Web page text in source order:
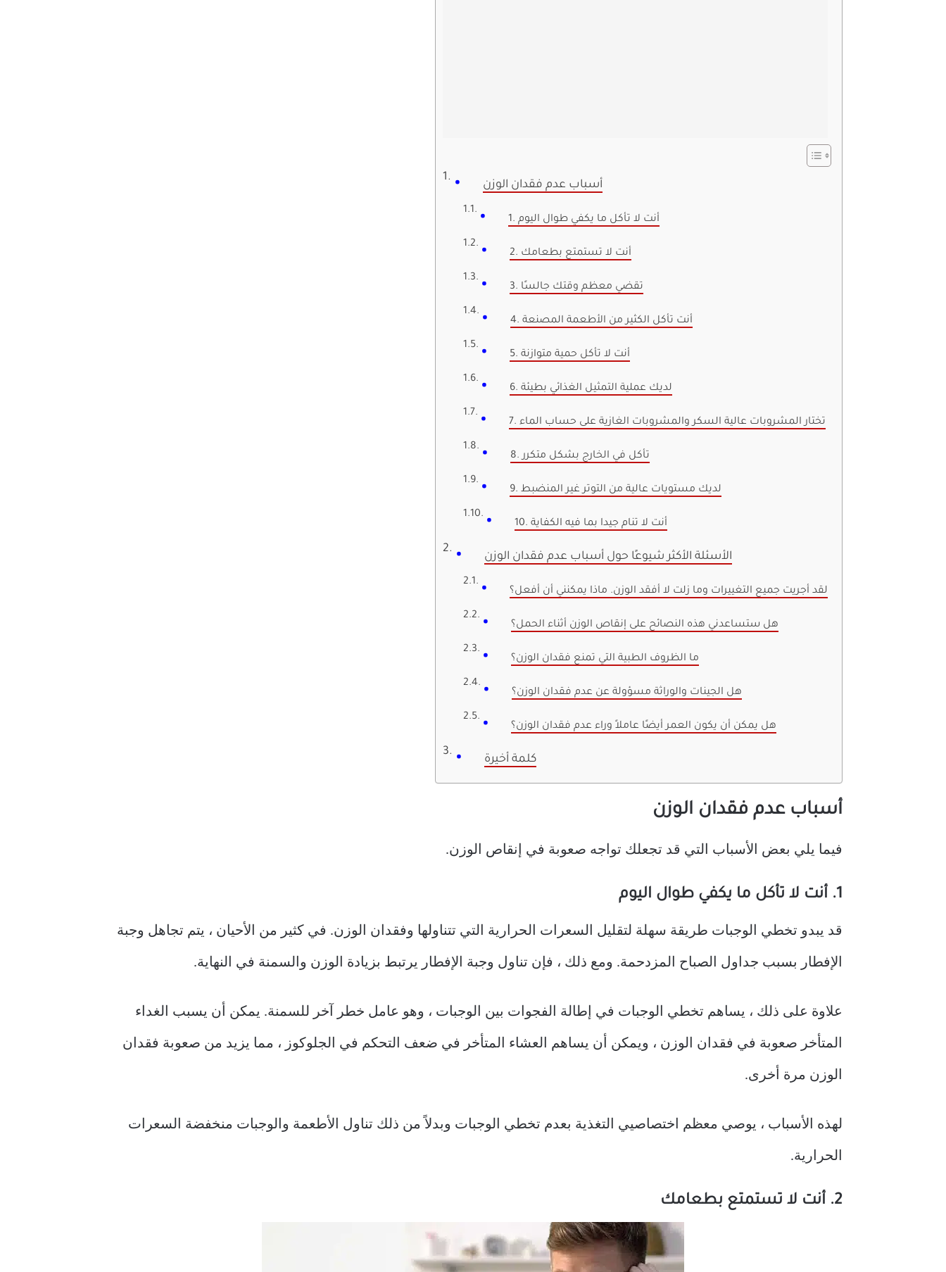
أسباب عدم فقدان الوزن
1. أنت لا تأكل ما يكفي طوال اليوم
2. أنت لا تستمتع بطعامك
3. تقضي معظم وقتك جالسًا
4. أنت تأكل الكثير من الأطعمة المصنعة
5. أنت لا تأكل حمية متوازنة
6. لديك عملية التمثيل الغذائي بطيئة
7. تختار المشروبات عالية السكر والمشروبات الغازية على حساب الماء
8. تأكل في الخارج بشكل متكرر
9. لديك مستويات عالية من التوتر غير المنضبط
10. أنت لا تنام جيدا بما فيه الكفاية
الأسئلة الأكثر شيوعًا حول أسباب عدم فقدان الوزن
لقد أجريت جميع التغييرات وما زلت لا أفقد الوزن. ماذا يمكنني أن أفعل؟
هل ستساعدني هذه النصائح على إنقاص الوزن أثناء الحمل؟
ما الظروف الطبية التي تمنع فقدان الوزن؟
هل الجينات والوراثة مسؤولة عن عدم فقدان الوزن؟
هل يمكن أن يكون العمر أيضًا عاملاً وراء عدم فقدان الوزن؟
كلمة أخيرة
أسباب عدم فقدان الوزن
فيما يلي بعض الأسباب التي قد تجعلك تواجه صعوبة في إنقاص الوزن.
1. أنت لا تأكل ما يكفي طوال اليوم
قد يبدو تخطي الوجبات طريقة سهلة لتقليل السعرات الحرارية التي تتناولها وفقدان الوزن. في كثير من الأحيان ، يتم تجاهل وجبة
الإفطار بسبب جداول الصباح المزدحمة. ومع ذلك ، فإن تناول وجبة الإفطار يرتبط بزيادة الوزن والسمنة في النهاية.
علاوة على ذلك ، يساهم تخطي الوجبات في إطالة الفجوات بين الوجبات ، وهو عامل خطر آخر للسمنة. يمكن أن يسبب الغداء
المتأخر صعوبة في فقدان الوزن ، ويمكن أن يساهم العشاء المتأخر في ضعف التحكم في الجلوكوز ، مما يزيد من صعوبة فقدان
الوزن مرة أخرى.
لهذه الأسباب ، يوصي معظم اختصاصيي التغذية بعدم تخطي الوجبات وبدلاً من ذلك تناول الأطعمة والوجبات منخفضة السعرات
الحرارية.
2. أنت لا تستمتع بطعامك